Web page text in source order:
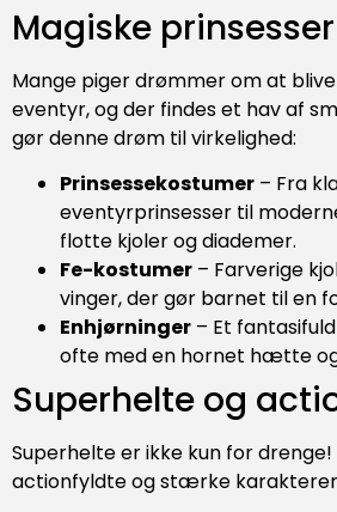
Magiske
Mange piger drømmer om at
eventyr, og der findes et hav af
gør denne drøm til virkelighed:
Prinsessekostumer – Fra
eventyrprinsesser til
flotte kjoler og diademer.
Fe-kostumer – Farverige
vinger, der gør barnet til en
Enhjørninger – Et
ofte med en hornet hætte
Superhelte og
Superhelte er ikke kun for
actionfyldte og stærke